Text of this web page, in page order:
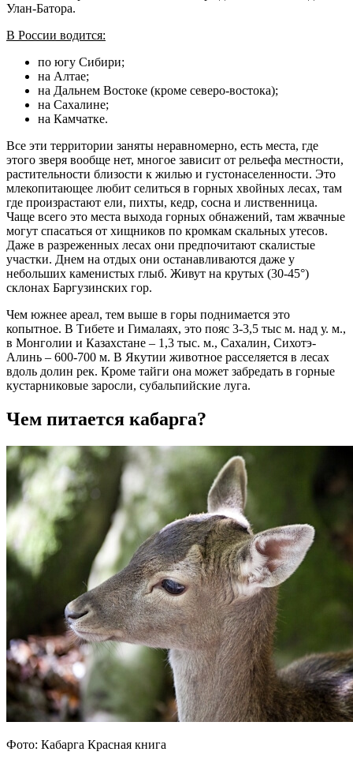
Улан-Батора.
В России водится:
по югу Сибири;
на Алтае;
на Дальнем Востоке (кроме северо-востока);
на Сахалине;
на Камчатке.
Все эти территории заняты неравномерно, есть места, где
этого зверя вообще нет, многое зависит от рельефа местности,
растительности близости к жилью и густонаселенности. Это
млекопитающее любит селиться в горных хвойных лесах, там
где произрастают ели, пихты, кедр, сосна и лиственница.
Чаще всего это места выхода горных обнажений, там жвачные
могут спасаться от хищников по кромкам скальных утесов.
Даже в разреженных лесах они предпочитают скалистые
участки. Днем на отдых они останавливаются даже у
небольших каменистых глыб. Живут на крутых (30-45°)
склонах Баргузинских гор.
Чем южнее ареал, тем выше в горы поднимается это
копытное. В Тибете и Гималаях, это пояс 3-3,5 тыс м. над у. м.,
в Монголии и Казахстане – 1,3 тыс. м., Сахалин, Сихотэ-
Алинь – 600-700 м. В Якутии животное расселяется в лесах
вдоль долин рек. Кроме тайги она может забредать в горные
кустарниковые заросли, субальпийские луга.
Чем питается кабарга?
Фото: Кабарга Красная книга